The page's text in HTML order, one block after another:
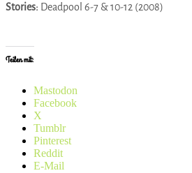
Stories: Deadpool 6-7 & 10-12 (2008)
Teilen mit:
Mastodon
Facebook
X
Tumblr
Pinterest
Reddit
E-Mail